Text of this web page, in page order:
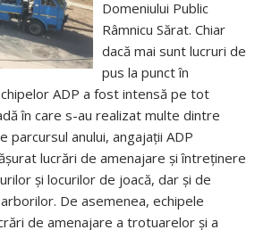
Domeniului Public
Râmnicu Sărat. Chiar
dacă mai sunt lucruri de
pus la punct în
ADP a fost intensă pe tot
în care s-au realizat multe dintre
parcursul anului, angajații ADP
lucrări de amenajare și întreținere
și locurilor de joacă, dar și de
De asemenea, echipele
de amenajare a trotuarelor și a